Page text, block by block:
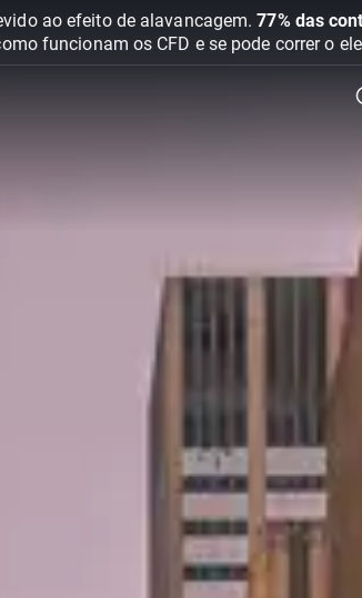
ao efeito de alavancagem.77% das
funcionam os CFD e se pode correr o